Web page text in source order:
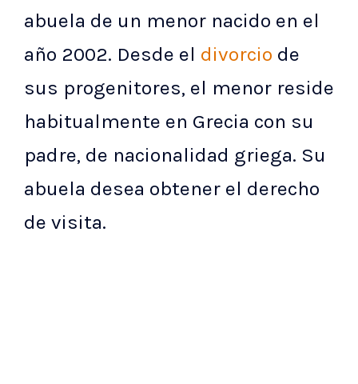
abuela de un menor nacido en el
año 2002. Desde el divorcio de
sus progenitores, el menor reside
habitualmente en Grecia con su
padre, de nacionalidad griega. Su
abuela desea obtener el derecho
de visita.